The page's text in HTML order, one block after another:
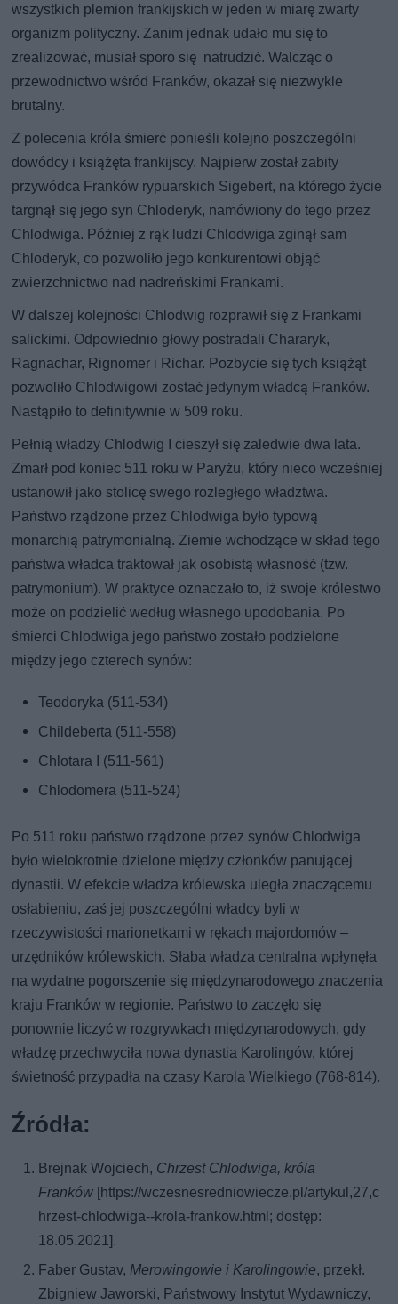
wszystkich plemion frankijskich w jeden w miarę zwarty
organizm polityczny. Zanim jednak udało mu się to
zrealizować, musiał sporo się natrudzić. Walcząc o
przewodnictwo wśród Franków, okazał się niezwykle
brutalny.
Z polecenia króla śmierć ponieśli kolejno poszczególni
dowódcy i książęta frankijscy. Najpierw został zabity
przywódca Franków rypuarskich Sigebert, na którego życie
targnął się jego syn Chloderyk, namówiony do tego przez
Chlodwiga. Później z rąk ludzi Chlodwiga zginął sam
Chloderyk, co pozwoliło jego konkurentowi objąć
zwierzchnictwo nad nadreńskimi Frankami.
W dalszej kolejności Chlodwig rozprawił się z Frankami
salickimi. Odpowiednio głowy postradali Chararyk,
Ragnachar, Rignomer i Richar. Pozbycie się tych książąt
pozwoliło Chlodwigowi zostać jedynym władcą Franków.
Nastąpiło to definitywnie w 509 roku.
Pełnią władzy Chlodwig I cieszył się zaledwie dwa lata.
Zmarł pod koniec 511 roku w Paryżu, który nieco wcześniej
ustanowił jako stolicę swego rozległego władztwa.
Państwo rządzone przez Chlodwiga było typową
monarchią patrymonialną. Ziemie wchodzące w skład tego
państwa władca traktował jak osobistą własność (tzw.
patrymonium). W praktyce oznaczało to, iż swoje królestwo
może on podzielić według własnego upodobania. Po
śmierci Chlodwiga jego państwo zostało podzielone
między jego czterech synów:
Teodoryka (511-534)
Childeberta (511-558)
Chlotara I (511-561)
Chlodomera (511-524)
Po 511 roku państwo rządzone przez synów Chlodwiga
było wielokrotnie dzielone między członków panującej
dynastii. W efekcie władza królewska uległa znaczącemu
osłabieniu, zaś jej poszczególni władcy byli w
rzeczywistości marionetkami w rękach majordomów –
urzędników królewskich. Słaba władza centralna wpłynęła
na wydatne pogorszenie się międzynarodowego znaczenia
kraju Franków w regionie. Państwo to zaczęło się
ponownie liczyć w rozgrywkach międzynarodowych, gdy
władzę przechwyciła nowa dynastia Karolingów, której
świetność przypadła na czasy Karola Wielkiego (768-814).
Źródła:
Brejnak Wojciech, Chrzest Chlodwiga, króla
Franków [https://wczesnesredniowiecze.pl/artykul,27,c
hrzest-chlodwiga--krola-frankow.html; dostęp:
18.05.2021].
Faber Gustav,Merowingowie i Karolingowie, przekł.
Zbigniew Jaworski, Państwowy Instytut Wydawniczy,